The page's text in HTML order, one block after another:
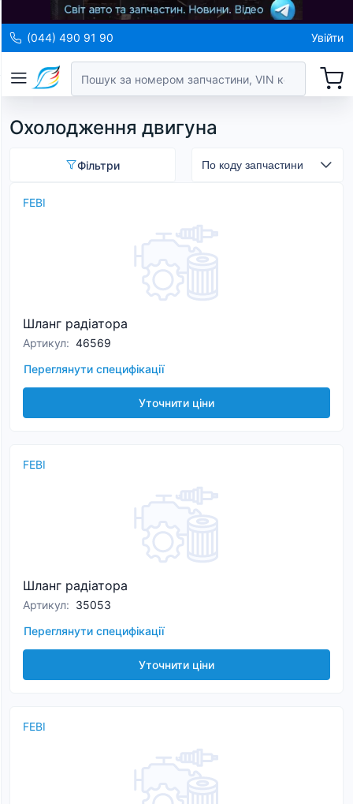
(044) 490 91 90 Увійти
Охолодження двигуна
Фільтри
FEBI
Шланг радіатора
Артикул: 46569
Переглянути специфікації
Уточнити ціни
FEBI
Шланг радіатора
Артикул: 35053
Переглянути специфікації
Уточнити ціни
FEBI